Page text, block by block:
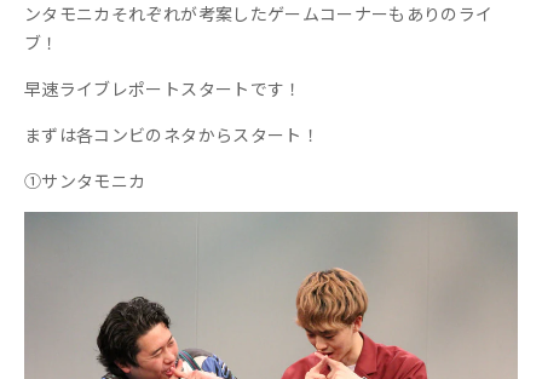
ンタモニカそれぞれが考案したゲームコーナーもありのライ
ブ！
早速ライブレポートスタートです！
まずは各コンビのネタからスタート！
①サンタモニカ